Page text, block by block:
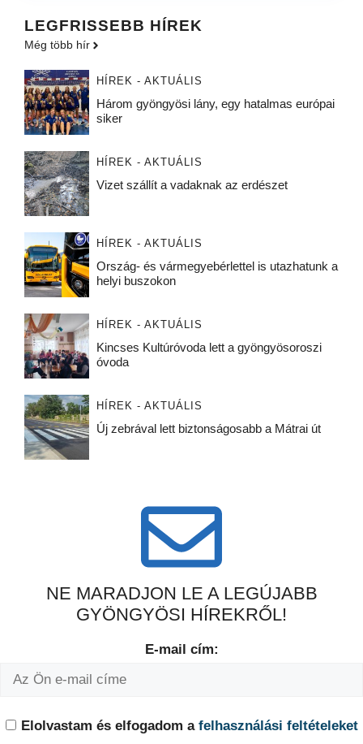
LEGFRISSEBB HÍREK
Még több hír
HÍREK - AKTUÁLIS
Három gyöngyösi lány, egy hatalmas európai
siker
HÍREK - AKTUÁLIS
Vizet szállít a vadaknak az erdészet
HÍREK - AKTUÁLIS
Ország- és vármegyebérlettel is utazhatunk a
helyi buszokon
HÍREK - AKTUÁLIS
Kincses Kultúróvoda lett a gyöngyösoroszi
óvoda
HÍREK - AKTUÁLIS
Új zebrával lett biztonságosabb a Mátrai út
NE MARADJON LE A LEGÚJABB
GYÖNGYÖSI HÍREKRŐL!
E-mail cím:
Elolvastam és elfogadom a felhasználási feltételeket